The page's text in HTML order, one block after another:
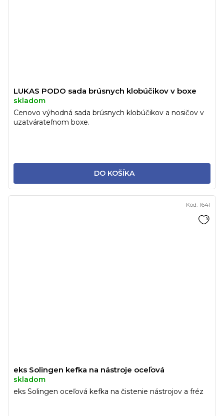
LUKAS PODO sada brúsnych klobúčikov v boxe
skladom
DO KOŠÍKA
Cenovo výhodná sada brúsnych klobúčikov a nosičov v
uzatvárateľnom boxe.
eks Solingen kefka na nástroje oceľová
skladom
eks Solingen oceľová kefka na čistenie nástrojov a fréz
Kód: 1641